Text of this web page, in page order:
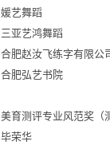
媛艺舞蹈
三亚艺鸿舞蹈
合肥赵汝飞练字有限公
合肥弘艺书院
美育测评专业风范奖（
毕荣华